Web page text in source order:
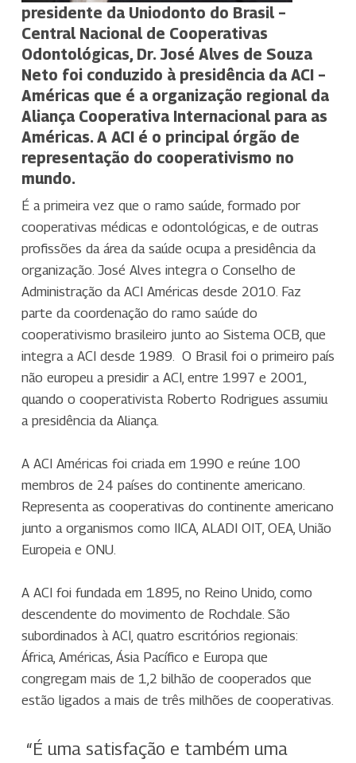
presidente da Uniodonto do Brasil –
Central Nacional de Cooperativas
Odontológicas, Dr. José Alves de Souza
Neto foi conduzido à presidência da ACI –
Américas que é a organização regional da
Aliança Cooperativa Internacional para as
Américas. A ACI é o principal órgão de
representação do cooperativismo no
mundo.
É a primeira vez que o ramo saúde, formado por
cooperativas médicas e odontológicas, e de outras
profissões da área da saúde ocupa a presidência da
organização. José Alves integra o Conselho de
Administração da ACI Américas desde 2010. Faz
parte da coordenação do ramo saúde do
cooperativismo brasileiro junto ao Sistema OCB, que
integra a ACI desde 1989. O Brasil foi o primeiro país
não europeu a presidir a ACI, entre 1997 e 2001,
quando o cooperativista Roberto Rodrigues assumiu
a presidência da Aliança.
A ACI Américas foi criada em 1990 e reúne 100
membros de 24 países do continente americano.
Representa as cooperativas do continente americano
junto a organismos como IICA, ALADI OIT, OEA, União
Europeia e ONU.
A ACI foi fundada em 1895, no Reino Unido, como
descendente do movimento de Rochdale. São
subordinados à ACI, quatro escritórios regionais:
África, Américas, Ásia Pacífico e Europa que
congregam mais de 1,2 bilhão de cooperados que
estão ligados a mais de três milhões de cooperativas.
“É uma satisfação e também uma